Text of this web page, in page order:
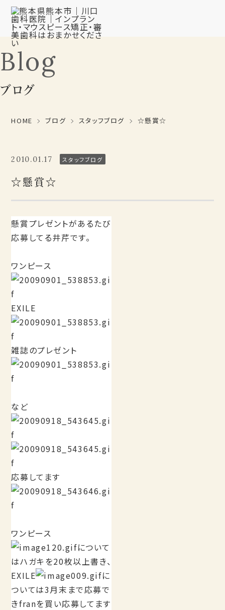
Blog
ブログ
HOME ブログ スタッフブログ ☆懸賞☆
2010.01.17 スタッフブログ
☆懸賞☆
懸賞プレゼントがあるたび
応募してる井芹です。
ワンピース
EXILE
雑誌のプレゼント
など
応募してます
ワンピース
について
はハガキを20枚以上書き、
EXILE
に
ついては3月末まで応募で
きfranを買い応募してます